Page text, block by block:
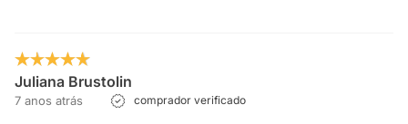
Juliana Brustolin
7 anos atrás comprador verificado